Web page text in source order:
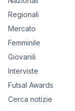
Regionali
Mercato
Femminile
Giovanili
Interviste
Futsal Awards
Cerca notizie